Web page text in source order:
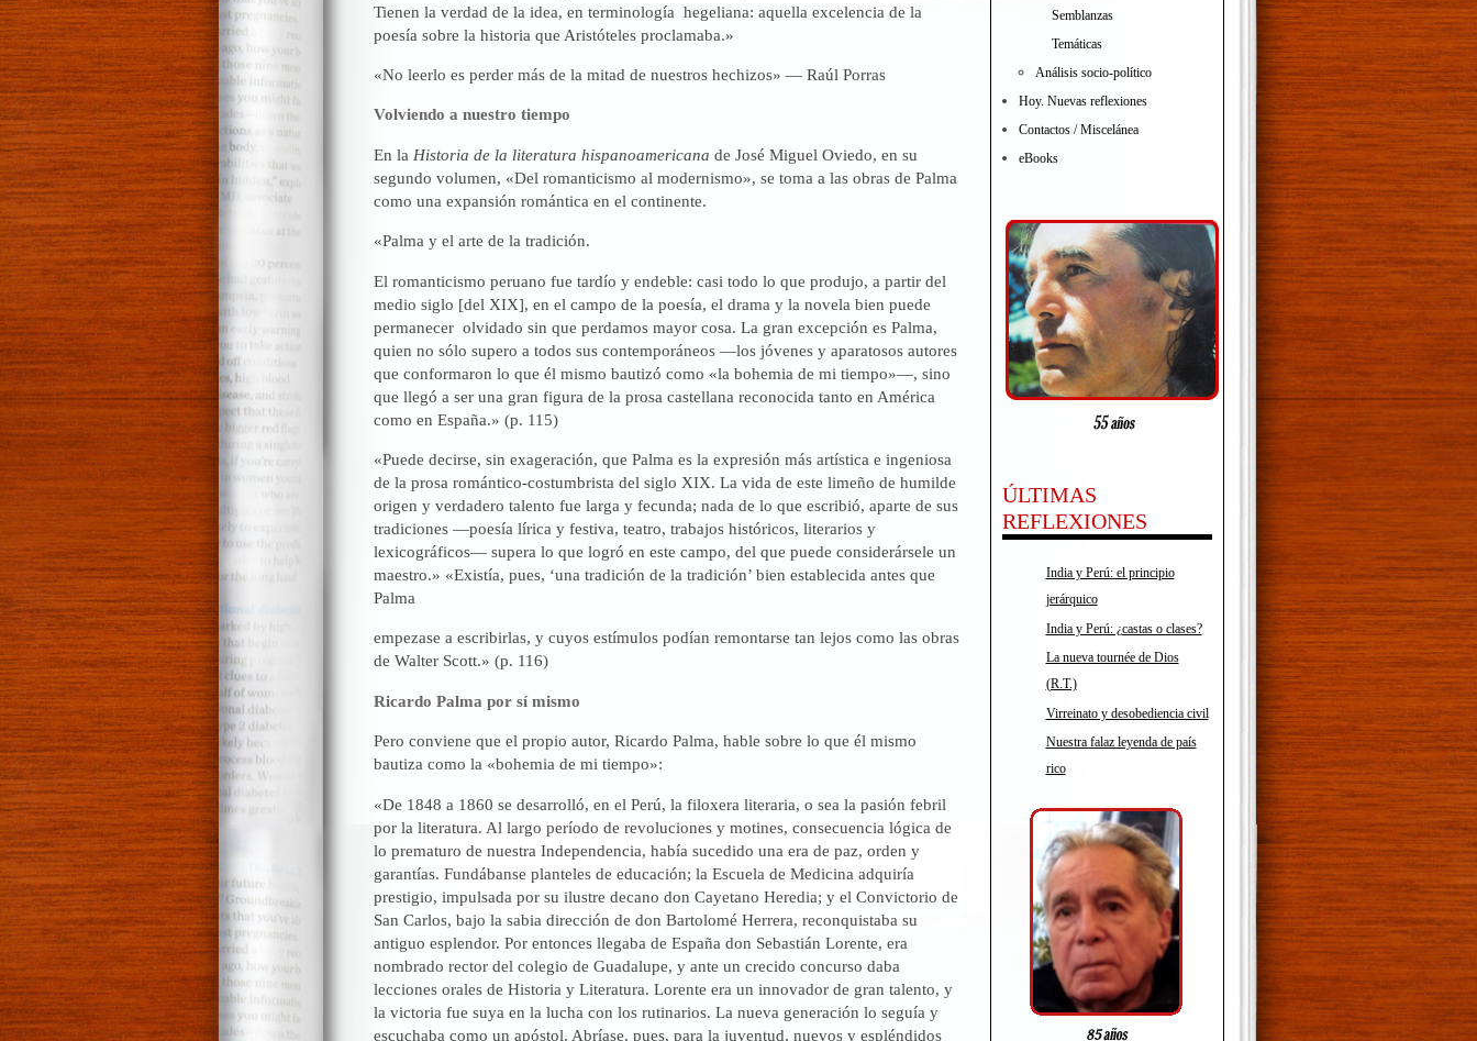
Tienen la verdad de la idea, en terminología hegeliana: aquella excelencia de la
poesía sobre la historia que Aristóteles proclamaba.»
«No leerlo es perder más de la mitad de nuestros hechizos» — Raúl Porras
Volviendo a nuestro tiempo
En la Historia de la literatura hispanoamericana de José Miguel Oviedo, en su
segundo volumen, «Del romanticismo al modernismo», se toma a las obras de Palma
como una expansión romántica en el continente.
«Palma y el arte de la tradición.
El romanticismo peruano fue tardío y endeble: casi todo lo que produjo, a partir del
medio siglo [del XIX], en el campo de la poesía, el drama y la novela bien puede
permanecer olvidado sin que perdamos mayor cosa. La gran excepción es Palma,
quien no sólo supero a todos sus contemporáneos —los jóvenes y aparatosos autores
que conformaron lo que él mismo bautizó como «la bohemia de mi tiempo»—, sino
que llegó a ser una gran figura de la prosa castellana reconocida tanto en América
como en España.» (p. 115)
«Puede decirse, sin exageración, que Palma es la expresión más artística e ingeniosa
de la prosa romántico-costumbrista del siglo XIX. La vida de este limeño de humilde
origen y verdadero talento fue larga y fecunda; nada de lo que escribió, aparte de sus
tradiciones —poesía lírica y festiva, teatro, trabajos históricos, literarios y
lexicográficos— supera lo que logró en este campo, del que puede considerársele un
maestro.» «Existía, pues, ‘una tradición de la tradición’ bien establecida antes que
Palma
empezase a escribirlas, y cuyos estímulos podían remontarse tan lejos como las obras
de Walter Scott.» (p. 116)
Ricardo Palma por sí mismo
Pero conviene que el propio autor, Ricardo Palma, hable sobre lo que él mismo
bautiza como la «bohemia de mi tiempo»:
«De 1848 a 1860 se desarrolló, en el Perú, la filoxera literaria, o sea la pasión febril
por la literatura. Al largo período de revoluciones y motines, consecuencia lógica de
lo prematuro de nuestra Independencia, había sucedido una era de paz, orden y
garantías. Fundábanse planteles de educación; la Escuela de Medicina adquiría
prestigio, impulsada por su ilustre decano don Cayetano Heredia; y el Convictorio de
San Carlos, bajo la sabia dirección de don Bartolomé Herrera, reconquistaba su
antiguo esplendor. Por entonces llegaba de España don Sebastián Lorente, era
nombrado rector del colegio de Guadalupe, y ante un crecido concurso daba
lecciones orales de Historia y Literatura. Lorente era un innovador de gran talento, y
la victoria fue suya en la lucha con los rutinarios. La nueva generación lo seguía y
escuchaba como un apóstol. Abríase, pues, para la juventud, nuevos y espléndidos
Semblanzas
Temáticas
Análisis socio-político
Hoy. Nuevas reflexiones
Contactos / Miscelánea
eBooks
ÚLTIMAS
REFLEXIONES
India y Perú: el principio
jerárquico
India y Perú: ¿castas o clases?
La nueva tournée de Dios
(R.T.)
Virreinato y desobediencia civil
Nuestra falaz leyenda de país
rico